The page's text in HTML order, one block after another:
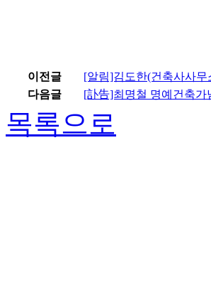
이전글
[알림]김도한(건축사사
다음글
[訃告]최명철 명예건축
목록으로